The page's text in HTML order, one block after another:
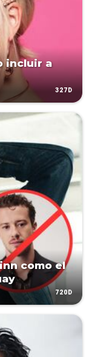
incluir a
327D
como el
720D